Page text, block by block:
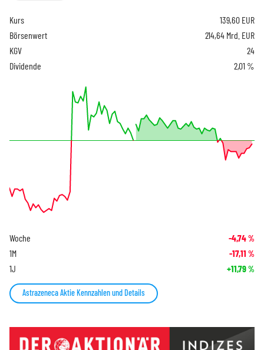
Kurs 139,60 EUR
Börsenwert
214,64 Mrd. EUR
KGV
24
Dividende
2,01 %
Woche -4,74%
1M -17,11 %
1J +11,79%
Astrazeneca Aktie Kennzahlen und Details